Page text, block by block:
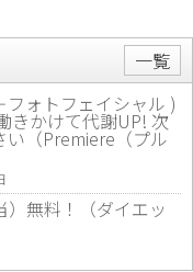
一覧
ォトフェイシャル )
きかけて代謝UP! 次
い（Premiere（プル
無料！（ダイエッ